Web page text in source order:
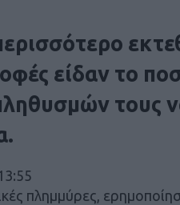
είδαν το
τους
πλημμύρες,